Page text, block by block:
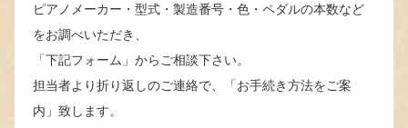
ピアノメーカー・型式・製造番号・色・ペダルの本数など
をお調べいただき、
「下記フォーム」からご相談下さい。
担当者より折り返しのご連絡で、「お手続き方法をご案
内」致します。